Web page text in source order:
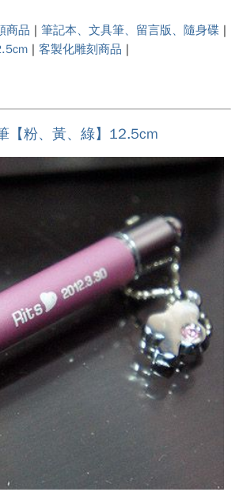
商品 | 筆記本、文具筆、留言版、隨身碟 |
| 客製化雕刻商品 |
【粉、黃、綠】12.5cm